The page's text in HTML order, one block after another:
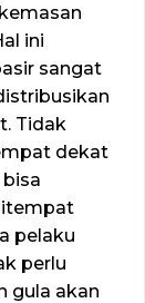
ini
sangat
Tidak
dekat
pelaku
perlu
gula akan